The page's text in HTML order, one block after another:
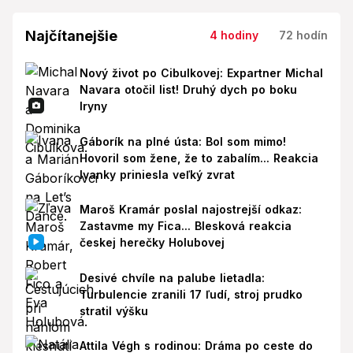
Najčítanejšie 4 hodiny 72 hodín
Nový život po Cibulkovej: Expartner Michal
Navara otočil list! Druhý dych po boku
Iryny
Gáborík na plné ústa: Bol som mimo!
Hovoril som žene, že to zabalím... Reakcia
Ivanky priniesla veľký zvrat
Maroš Kramár poslal najostrejší odkaz:
Zastavme my Fica... Blesková reakcia
českej herečky Holubovej
Desivé chvíle na palube lietadla:
Turbulencie zranili 17 ľudí, stroj prudko
stratil výšku
Attila Végh s rodinou: Dráma po ceste do